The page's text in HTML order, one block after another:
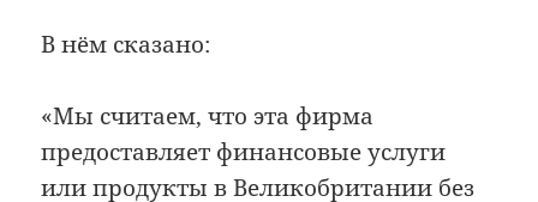
В нём сказано:
«Мы считаем, что эта фирма
предоставляет финансовые услуги
или продукты в Великобритании без